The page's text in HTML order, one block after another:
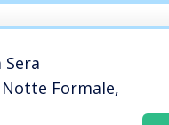
Formale,